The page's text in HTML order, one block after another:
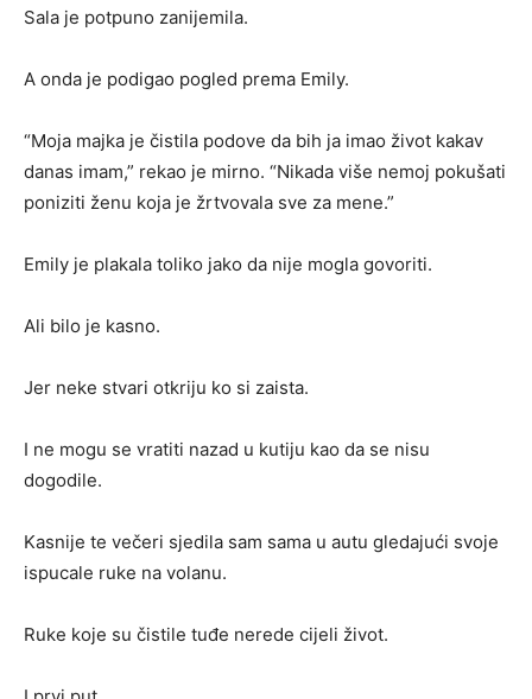
Sala je potpuno zanijemila.
A onda je podigao pogled prema Emily.
“Moja majka je čistila podove da bih ja imao život kakav
danas imam,” rekao je mirno. “Nikada više nemoj pokušati
poniziti ženu koja je žrtvovala sve za mene.”
Emily je plakala toliko jako da nije mogla govoriti.
Ali bilo je kasno.
Jer neke stvari otkriju ko si zaista.
I ne mogu se vratiti nazad u kutiju kao da se nisu
dogodile.
Kasnije te večeri sjedila sam sama u autu gledajući svoje
ispucale ruke na volanu.
Ruke koje su čistile tuđe nerede cijeli život.